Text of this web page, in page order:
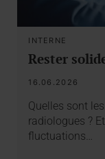
INTERNE
Rester
16.06.2026
Quelles sont
radiologues ?
fluctuations…